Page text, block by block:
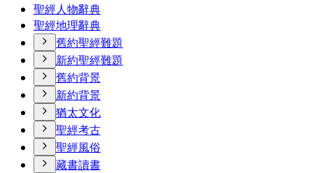
聖經人物辭典
聖經地理辭典
舊約聖經難題
新約聖經難題
舊約背景
新約背景
猶太文化
聖經考古
聖經風俗
藏書讀書